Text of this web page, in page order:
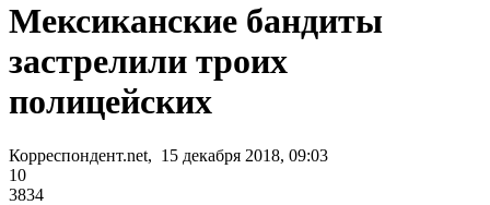
Мексиканские бандиты
застрелили троих
полицейских
Корреспондент.net, 15 декабря 2018, 09:03
10
3834